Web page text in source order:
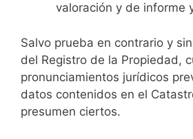
valoración y de informe
Salvo prueba en contrario y
del Registro de la Propiedad,
pronunciamientos jurídicos
datos contenidos en el
presumen ciertos.